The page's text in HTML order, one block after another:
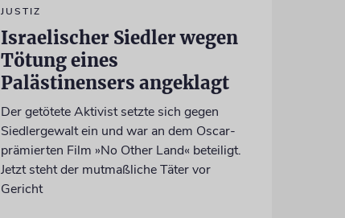
JUSTIZ
Israelischer Siedler wegen
Tötung eines
Palästinensers angeklagt
Der getötete Aktivist setzte sich gegen
Siedlergewalt ein und war an dem Oscar-
prämierten Film »No Other Land« beteiligt.
Jetzt steht der mutmaßliche Täter vor
Gericht